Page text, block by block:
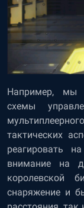
Например, мы
схемы
тактических
реагировать
внимание на
королевской
снаряжение и